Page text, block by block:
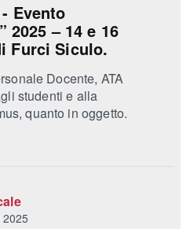
Evento
2025 – 14 e 16
Furci Siculo.
Docente, ATA
studenti e alla
quanto in oggetto.